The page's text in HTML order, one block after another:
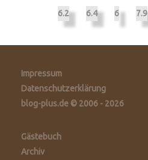
6.2 6.4 6 7.9
Impressum
Datenschutzerklärung
blog-plus.de © 2006 - 2026
Gästebuch
Archiv